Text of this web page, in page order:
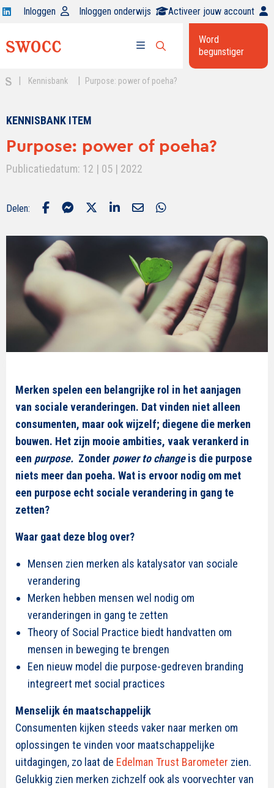
Open
op
Inloggen Inloggen onderwijs Activeer jouw account
menu
Open
zoekbalk
Word
begunstiger
Kennisbank Purpose: power of poeha?
KENNISBANK ITEM
Purpose: power of poeha?
Publicatiedatum: 12 | 05 | 2022
Delen:
Merken spelen een belangrijke rol in het aanjagen
van sociale veranderingen. Dat vinden niet alleen
consumenten, maar ook wijzelf; diegene die merken
bouwen. Het zijn mooie ambities, vaak verankerd in
een purpose. Zonder power to changeis die purpose
niets meer dan poeha. Wat is ervoor nodig om met
een purpose echt sociale verandering in gang te
zetten?
Waar gaat deze blog over?
Mensen zien merken als katalysator van sociale
verandering
Merken hebben mensen wel nodig om
veranderingen in gang te zetten
Theory of Social Practice biedt handvatten om
mensen in beweging te brengen
Een nieuw model die purpose-gedreven branding
integreert met social practices
Menselijk én maatschappelijk
Consumenten kijken steeds vaker naar merken om
oplossingen te vinden voor maatschappelijke
uitdagingen, zo laat de Edelman Trust Barometer zien.
Gelukkig zien merken zichzelf ook als voorvechter van